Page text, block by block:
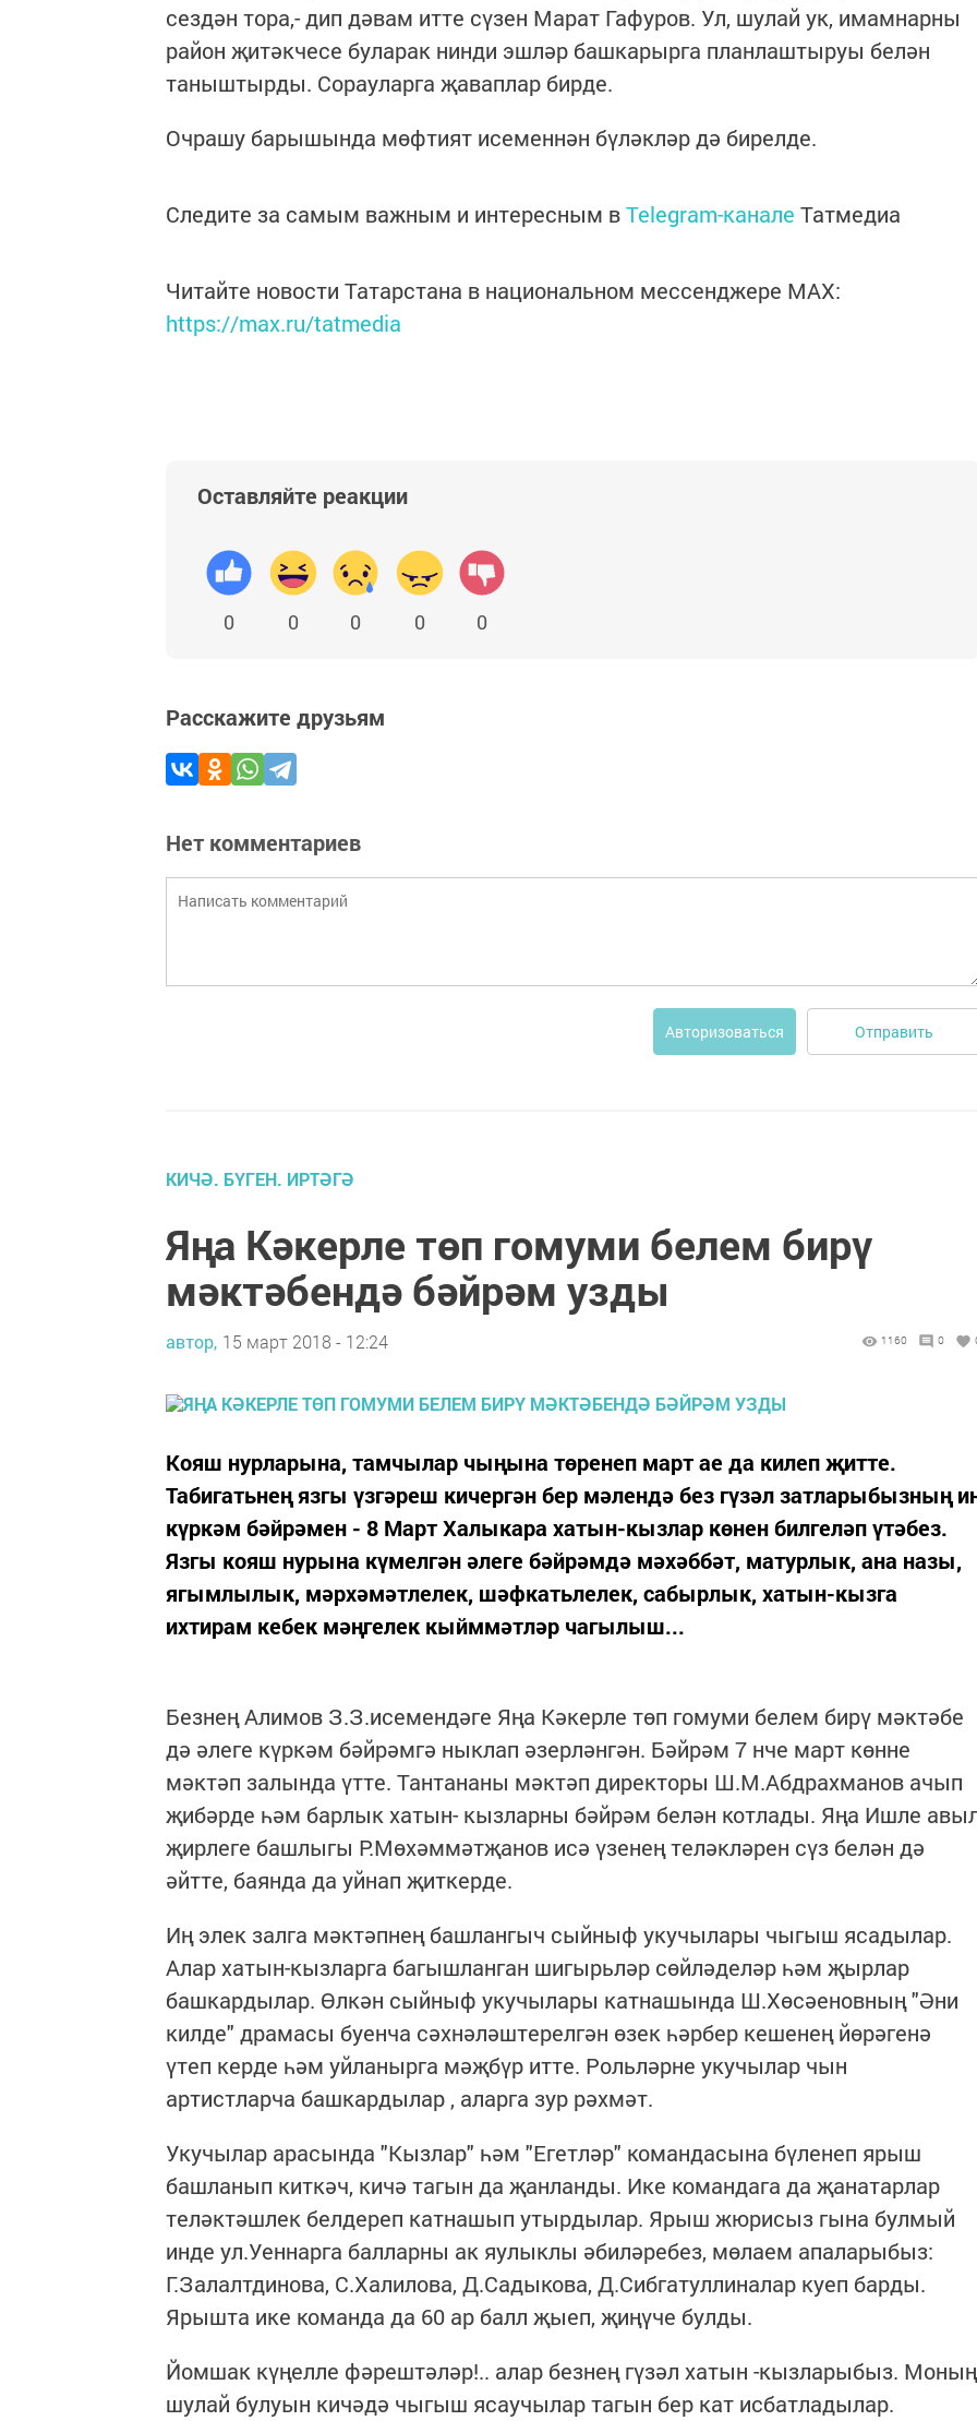
сездән тора,- дип дәвам итте сүзен Марат Гафуров. Ул, шулай ук, имамнарны
район җитәкчесе буларак нинди эшләр башкарырга планлаштыруы белән
таныштырды. Сорауларга җаваплар бирде.
Очрашу барышында мөфтият исеменнән бүләкләр дә бирелде.
Следите за самым важным и интересным вTelegram-канале Татмедиа
Читайте новости Татарстана в национальном мессенджере MАХ:
https://max.ru/tatmedia
Оставляйте реакции
0 0 0 0 0
Расскажите друзьям
Нет комментариев
Авторизоваться Отправить
КИЧӘ. БҮГЕН. ИРТӘГӘ
Яңа Кәкерле төп гомуми белем бирү
мәктәбендә бәйрәм узды
автор, 15 март 2018 - 12:24 1160 0
Кояш нурларына, тамчылар чыңына төренеп март ае да килеп җитте.
Табигатьнең язгы үзгәреш кичергән бер мәлендә без гүзәл затларыбызның
күркәм бәйрәмен - 8 Март Халыкара хатын-кызлар көнен билгеләп үтәбез.
Язгы кояш нурына күмелгән әлеге бәйрәмдә мәхәббәт, матурлык, ана назы,
ягымлылык, мәрхәмәтлелек, шәфкатьлелек, сабырлык, хатын-кызга
ихтирам кебек мәңгелек кыйммәтләр чагылыш...
Безнең Алимов З.З.исемендәге Яңа Кәкерле төп гомуми белем бирү мәктәбе
дә әлеге күркәм бәйрәмгә ныклап әзерләнгән. Бәйрәм 7 нче март көнне
мәктәп залында үтте. Тантананы мәктәп директоры Ш.М.Абдрахманов ачып
җибәрде һәм барлык хатын- кызларны бәйрәм белән котлады. Яңа Ишле
җирлеге башлыгы Р.Мөхәммәтҗанов исә үзенең теләкләрен сүз белән дә
әйтте, баянда да уйнап җиткерде.
Иң элек залга мәктәпнең башлангыч сыйныф укучылары чыгыш ясадылар.
Алар хатын-кызларга багышланган шигырьләр сөйләделәр һәм җырлар
башкардылар. Өлкән сыйныф укучылары катнашында Ш.Хөсәеновның "Әни
килде" драмасы буенча сәхнәләштерелгән өзек һәрбер кешенең йөрәгенә
үтеп керде һәм уйланырга мәҗбүр итте. Рольләрне укучылар чын
артистларча башкардылар , аларга зур рәхмәт.
Укучылар арасында "Кызлар" һәм "Егетләр" командасына бүленеп ярыш
башланып киткәч, кичә тагын да җанланды. Ике командага да җанатарлар
теләктәшлек белдереп катнашып утырдылар. Ярыш жюрисыз гына булмый
инде ул.Уеннарга балларны ак яулыклы әбиләребез, мөлаем апаларыбыз:
Г.Залалтдинова, С.Халилова, Д.Садыкова, Д.Сибгатуллиналар куеп барды.
Ярышта ике команда да 60 ар балл җыеп, җиңүче булды.
Йомшак күңелле фәрештәләр!.. алар безнең гүзәл хатын -кызларыбыз. Моның
шулай булуын кичәдә чыгыш ясаучылар тагын бер кат исбатладылар.